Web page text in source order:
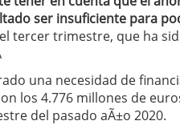
ser insuficiente para
tercer trimestre, que ha
una necesidad de
los 4.776 millones de
del pasado aÃ±o 2020.